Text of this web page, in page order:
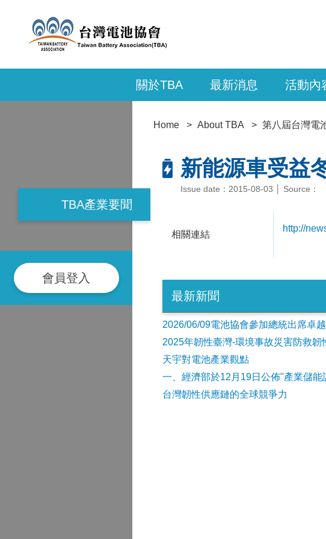
關於TBA 最新消息 活動內
TBA產業要聞
會員登入
Home About TBA 第八屆台灣電
新能源車受益
Issue date：2015-08-03 │ Source：
相關連結
http://
最新新聞
2026/06/09電池協會參加總統出席卓
2025年韌性臺灣-環境事故災害防救
天宇對電池產業觀點
一、經濟部於12月19日公佈"產業儲
台灣韌性供應鏈的全球競爭力